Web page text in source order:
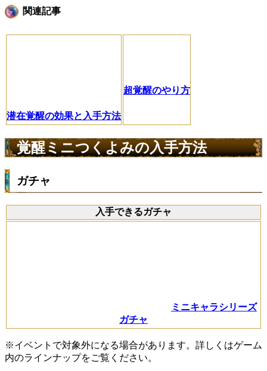
関連記事
潜在覚醒の効果と入手方法
超覚醒のやり方
覚醒ミニつくよみの入手方法
ガチャ
入手できるガチャ
ミニキャラシリーズ
ガチャ
※イベントで対象外になる場合があります。詳しくはゲーム
内のラインナップをご覧ください。